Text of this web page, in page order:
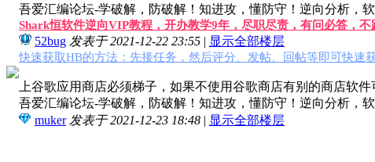
吾爱汇编论坛-学破解，防破解！知进攻，懂防守！逆向分析，
Shark恒软件逆向VIP教程，开办教学9年，尽职尽责，有问必答，
52bug 发表于 2021-12-22 23:55 | 显示全部楼层
快速获取HB的方法：先接任务，然后评分、发帖、回帖等即可快速
上谷歌应用商店必须梯子，如果不使用谷歌商店有别的商店软
吾爱汇编论坛-学破解，防破解！知进攻，懂防守！逆向分析，
muker 发表于 2021-12-23 18:48 | 显示全部楼层